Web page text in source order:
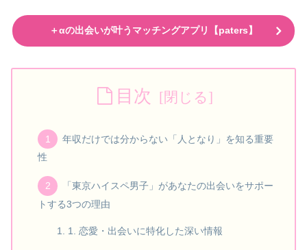
＋αの出会いが叶うマッチングアプリ【paters】
目次
年収だけでは分からない「人となり」を知る重要
性
「東京ハイスペ男子」があなたの出会いをサポー
トする3つの理由
1. 恋愛・出会いに特化した深い情報